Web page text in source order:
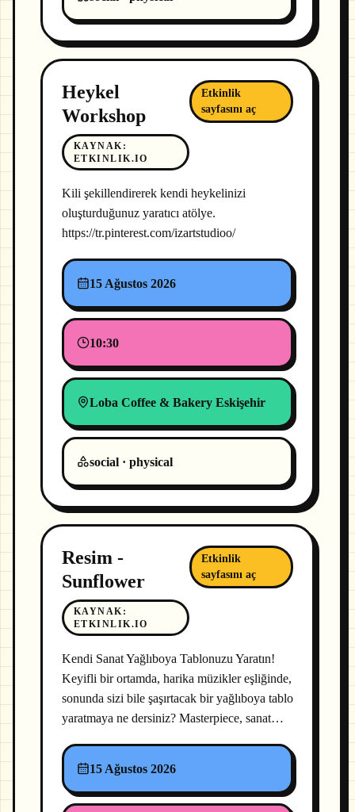
Heykel
Workshop
KAYNAK :
ETKINLIK.IO
Etkinlik
sayfasını aç
Kili şekillendirerek kendi heykelinizi
oluşturduğunuz yaratıcı atölye.
https://tr.pinterest.com/izartstudioo/
15 Ağustos 2026
10:30
Loba Coffee & Bakery Eskişehir
social · physical
Resim -
Sunflower
KAYNAK :
ETKINLIK.IO
Etkinlik
sayfasını aç
Kendi Sanat Yağlıboya Tablonuzu Yaratın!
Keyifli bir ortamda, harika müzikler eşliğinde,
sonunda sizi bile şaşırtacak bir yağlıboya tablo
yaratmaya ne dersiniz? Masterpiece, sanat…
15 Ağustos 2026